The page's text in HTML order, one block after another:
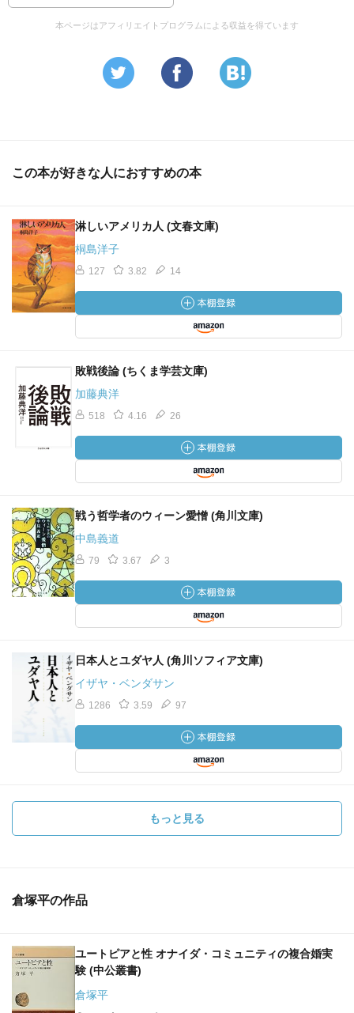
本ページはアフィリエイトプログラムによる収益を得ています
この本が好きな人におすすめの本
淋しいアメリカ人 (文春文庫)
桐島洋子
127 3.82 14
敗戦後論 (ちくま学芸文庫)
加藤典洋
518 4.16 26
戦う哲学者のウィーン愛憎 (角川文庫)
中島義道
79 3.67 3
日本人とユダヤ人 (角川ソフィア文庫)
イザヤ・ベンダサン
1286 3.59 97
もっと見る
倉塚平の作品
ユートピアと性 オナイダ・コミュニティの複合婚実
験 (中公叢書)
倉塚平